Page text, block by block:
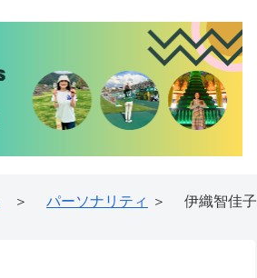
＞ パーソナリティ ＞ 伊織智佳子